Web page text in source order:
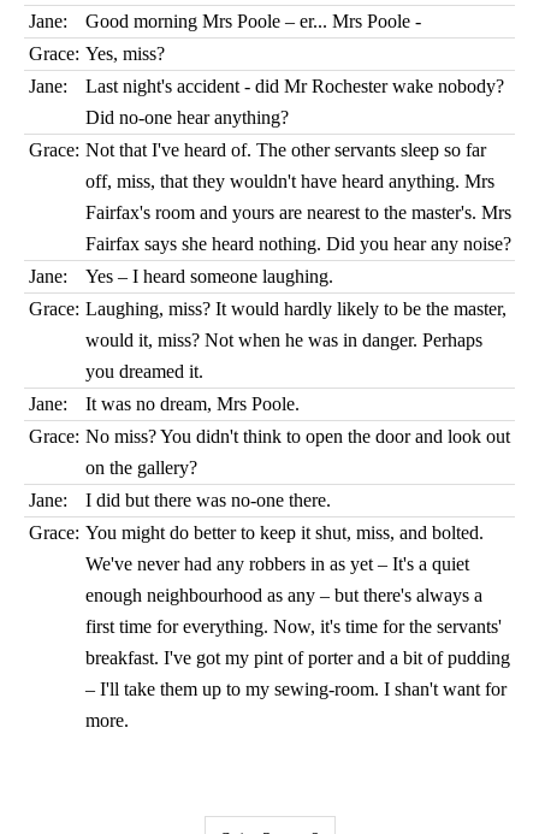
Jane:
Good morning Mrs Poole – er... Mrs Poole -
Grace: Yes, miss?
Jane:
Last night's accident - did Mr Rochester wake nobody?
Did no-one hear anything?
Grace: Not that I've heard of. The other servants sleep so far
off, miss, that they wouldn't have heard anything. Mrs
Fairfax's room and yours are nearest to the master's. Mrs
Fairfax says she heard nothing. Did you hear any noise?
Jane:
Yes – I heard someone laughing.
Grace: Laughing, miss? It would hardly likely to be the master,
would it, miss? Not when he was in danger. Perhaps
you dreamed it.
Jane:
It was no dream, Mrs Poole.
Grace: No miss? You didn't think to open the door and look out
on the gallery?
Jane:
I did but there was no-one there.
Grace: You might do better to keep it shut, miss, and bolted.
We've never had any robbers in as yet – It's a quiet
enough neighbourhood as any – but there's always a
first time for everything. Now, it's time for the servants'
breakfast. I've got my pint of porter and a bit of pudding
– I'll take them up to my sewing-room. I shan't want for
more.